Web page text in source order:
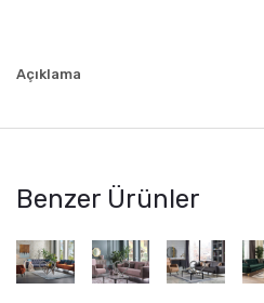
Açıklama
Benzer Ürünler